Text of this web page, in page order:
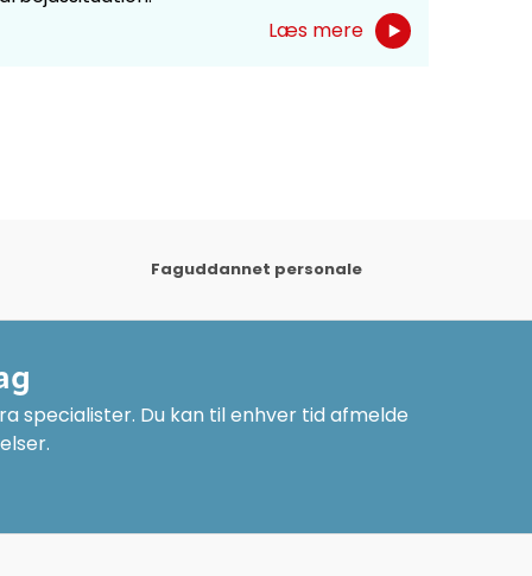
Læs mere
Faguddannet personale
specialister. Du kan til enhver tid afmelde